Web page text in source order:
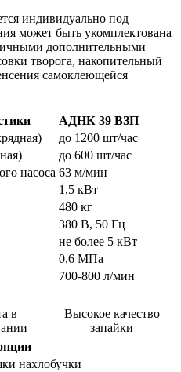
индивидуально под
может быть укомплектована
дополнительными
творога, накопительный
самоклеющейся
АДНК 39 ВЗП
до 1200 шт/час
до 600 шт/час
насоса 63 м/мин
1,5 кВт
480 кг
380 В, 50 Гц
не более 5 кВт
0,6 МПа
700-800 л/мин
в
Высокое качество
запайки
нахлобучки